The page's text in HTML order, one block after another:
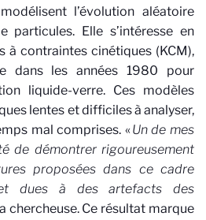
l’évolution aléatoire
particules. Elle s’intéresse en
à contraintes cinétiques (KCM),
dans les années 1980 pour
liquide-verre. Ces modèles
lentes et difficiles à analyser,
mal comprises. «Un de mes
de démontrer rigoureusement
proposées dans ce cadre
dues à des artefacts des
chercheuse. Ce résultat marque